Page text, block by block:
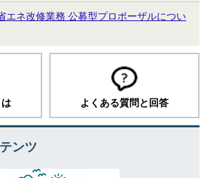
エネ改修業務 公募型プロポーザルについ
よくある質問と回答
ンツ